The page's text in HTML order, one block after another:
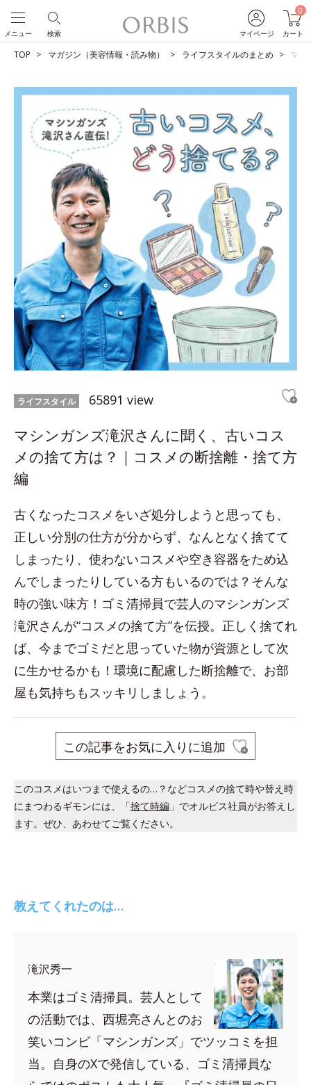
マイページ
0
カート
検索
メニュー
TOP マガジン（美容情報・読み物） ライフスタイルのまとめ マシ
ライフスタイル 65891 view
マシンガンズ滝沢さんに聞く、古いコス
メの捨て方は？｜コスメの断捨離・捨て方
編
古くなったコスメをいざ処分しようと思っても、
正しい分別の仕方が分からず、なんとなく捨てて
しまったり、使わないコスメや空き容器をため込
んでしまったりしている方もいるのでは？そんな
時の強い味方！ゴミ清掃員で芸人のマシンガンズ
滝沢さんが“コスメの捨て方”を伝授。正しく捨てれ
ば、今までゴミだと思っていた物が資源として次
に生かせるかも！環境に配慮した断捨離で、お部
屋も気持ちもスッキリしましょう。
この記事をお気に入りに追加
このコスメはいつまで使えるの…？などコスメの捨て時や替え時
にまつわるギモンには、「捨て時編 」でオルビス社員がお答えし
ます。ぜひ、あわせてご覧ください。
教えてくれたのは…
滝沢秀一
本業はゴミ清掃員。芸人として
の活動では、西堀亮さんとのお
笑いコンビ「マシンガンズ」でツッコミを担
当。自身のXで発信している、ゴミ清掃員な